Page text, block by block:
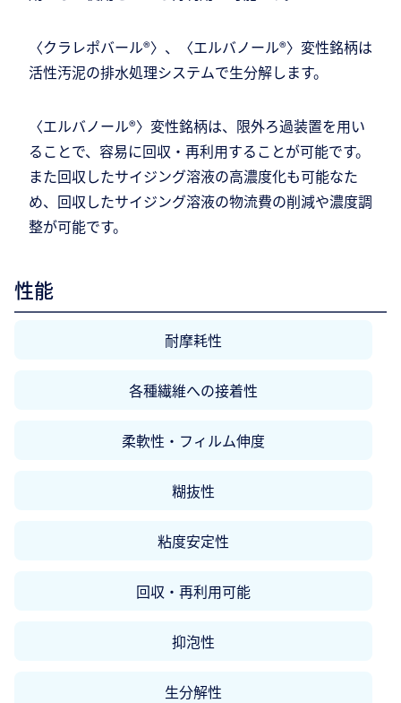
〈クラレポバール®〉、〈エルバノール®〉変性銘柄は
活性汚泥の排水処理システムで生分解します。
〈エルバノール®〉変性銘柄は、限外ろ過装置を用い
ることで、容易に回収・再利用することが可能です。
また回収したサイジング溶液の高濃度化も可能なた
め、回収したサイジング溶液の物流費の削減や濃度調
整が可能です。
性能
耐摩耗性
各種繊維への接着性
柔軟性・フィルム伸度
糊抜性
粘度安定性
回収・再利用可能
抑泡性
生分解性